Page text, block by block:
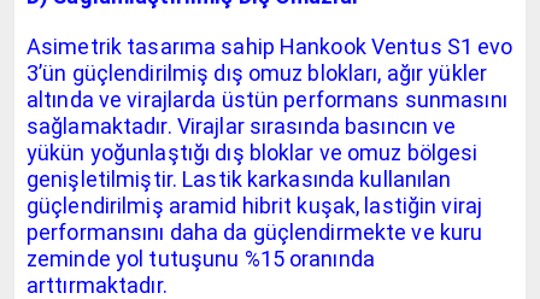
Asimetrik tasarıma sahip Hankook Ventus S1 evo
3’ün güçlendirilmiş dış omuz blokları, ağır yükler
altında ve virajlarda üstün performans sunmasını
sağlamaktadır. Virajlar sırasında basıncın ve
yükün yoğunlaştığı dış bloklar ve omuz bölgesi
genişletilmiştir. Lastik karkasında kullanılan
güçlendirilmiş aramid hibrit kuşak, lastiğin viraj
performansını daha da güçlendirmekte ve kuru
zeminde yol tutuşunu %15 oranında
arttırmaktadır.